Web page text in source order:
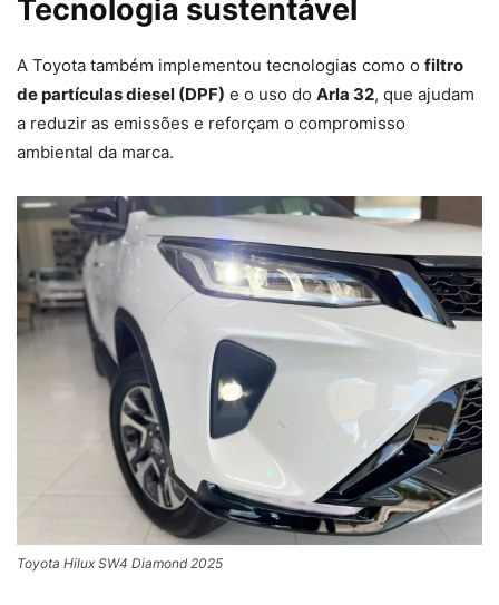
Tecnologia sustentável
A Toyota também implementou tecnologias como o filtro
de partículas diesel (DPF) e o uso do Arla 32, que ajudam
a reduzir as emissões e reforçam o compromisso
ambiental da marca.
Toyota Hilux SW4 Diamond 2025